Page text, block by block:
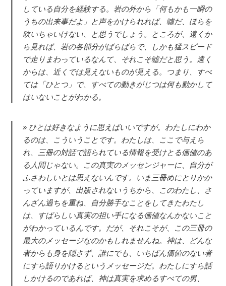
している自分を経験する。岩の外から「何もかも一瞬の
うちの出来事だよ」と声をかけられれば、噓だ、ほらを
吹いちゃいけない、と思うでしょう。ところが、遠くか
ら見れば、岩の各部分がばらばらで、しかも猛スピード
で走りまわっているなんて、それこそ噓だと思う。遠く
からは、近くでは見えないものが見える。つまり、すべ
ては「ひとつ」で、すべての動きがじつは何も動かして
はいないことがわかる。
ひとは好きなように思えばいいですが。わたしにわか
るのは、こういうことです。わたしは、ここで与えら
れ、三冊の対話で語られている情報を受けとる価値のあ
る人間じゃない。この真実のメッセンジャーに、自分が
ふさわしいとは思えないんです。いま三冊めにとりかか
っていますが、出版されないうちから、このわたし、さ
んざん過ちを重ね、自分勝手なことをしてきたわたし
は、すばらしい真実の担い手になる価値なんかないこと
がわかっているんです。だが、それこそが、この三冊の
最大のメッセージなのかもしれませんね。神は、どんな
者からも身を隠さず、誰にでも、いちばん価値のない者
にすら語りかけるというメッセージだ。わたしにすら話
しかけるのであれば、神は真実を求めるすべての男、